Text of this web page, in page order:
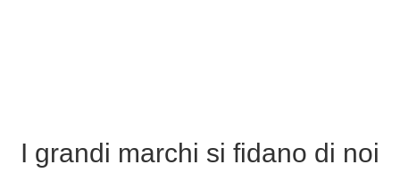
I grandi marchi si fidano di noi